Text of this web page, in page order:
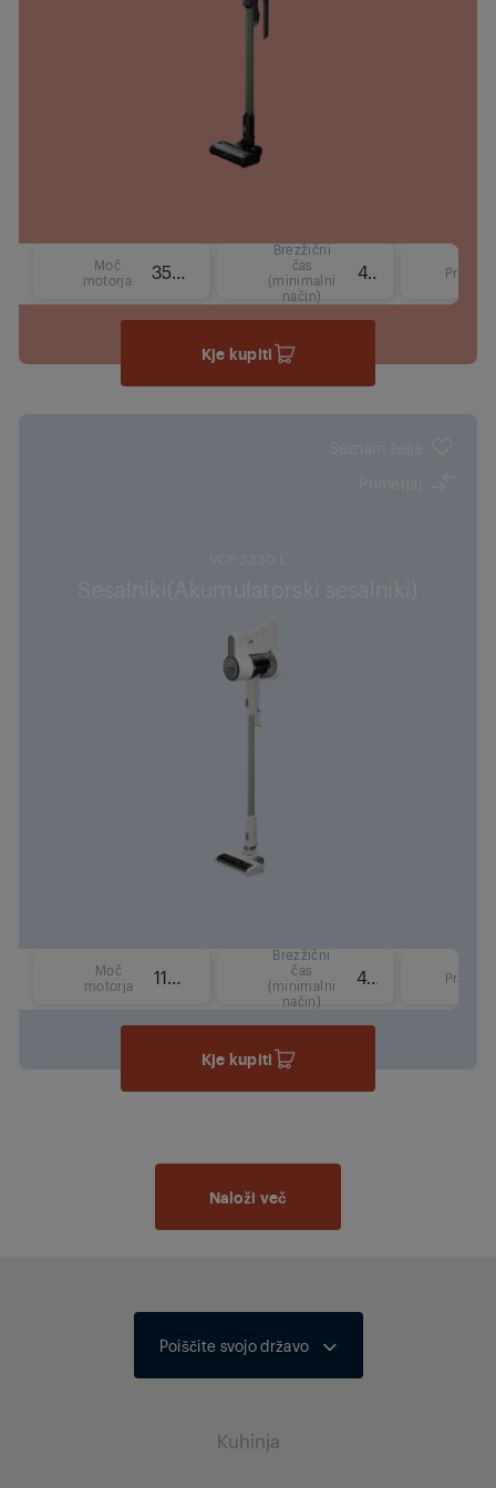
Moč
motorja
350 W
Brezžični
čas
(minimalni
način)
45 min
Kje kupiti
Moč
motorja
110 W
Brezžični
čas
(minimalni
način)
40 min
Kje kupiti
Naloži več
Poiščite svojo državo
Kuhinja